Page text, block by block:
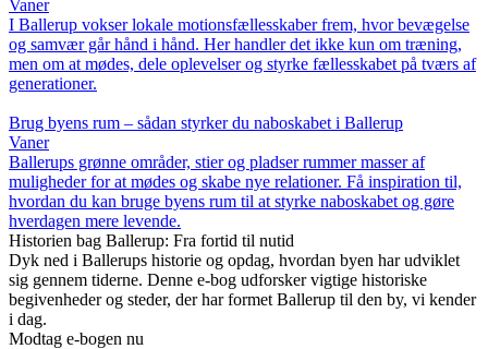
Vaner
I Ballerup vokser lokale motionsfællesskaber frem, hvor bevægelse
og samvær går hånd i hånd. Her handler det ikke kun om træning,
men om at mødes, dele oplevelser og styrke fællesskabet på tværs af
generationer.
Brug byens rum – sådan styrker du naboskabet i Ballerup
Vaner
Ballerups grønne områder, stier og pladser rummer masser af
muligheder for at mødes og skabe nye relationer. Få inspiration til,
hvordan du kan bruge byens rum til at styrke naboskabet og gøre
hverdagen mere levende.
Historien bag Ballerup: Fra fortid til nutid
Dyk ned i Ballerups historie og opdag, hvordan byen har udviklet
sig gennem tiderne. Denne e-bog udforsker vigtige historiske
begivenheder og steder, der har formet Ballerup til den by, vi kender
i dag.
Modtag e-bogen nu